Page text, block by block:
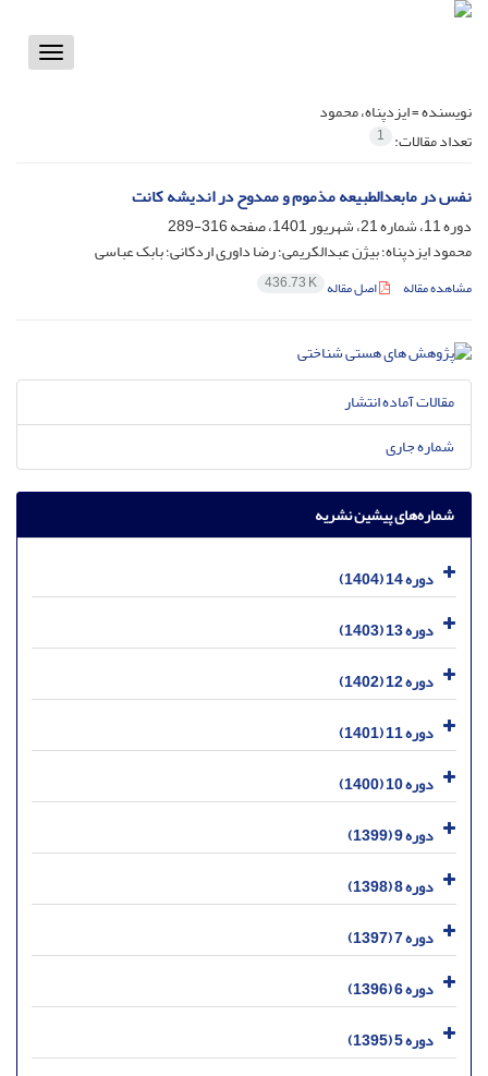
Toggle
نویسنده =ایزدپناه، محمود
تعداد مقالات: 1
نفس در مابعدالطبیعه مذموم و ممدوح در اندیشه کانت
دوره 11، شماره 21، شهریور 1401، صفحه
316-289
محمود ایزدپناه؛ بیژن عبدالکریمی؛ رضا داوری اردکانی؛ بابک عباسی
مشاهده مقاله اصل مقاله 436.73 K
مقالات آماده انتشار
شماره جاری
شماره‌های پیشین نشریه
دوره 14 (1404)
دوره 13 (1403)
دوره 12 (1402)
دوره 11 (1401)
دوره 10 (1400)
دوره 9 (1399)
دوره 8 (1398)
دوره 7 (1397)
دوره 6 (1396)
دوره 5 (1395)